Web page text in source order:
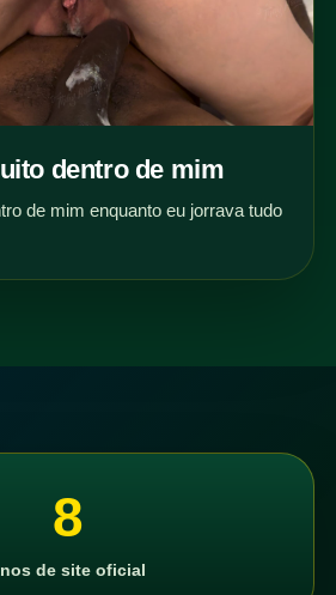
dentro de mim
de mim enquanto eu jorrava tudo
8
de site oficial